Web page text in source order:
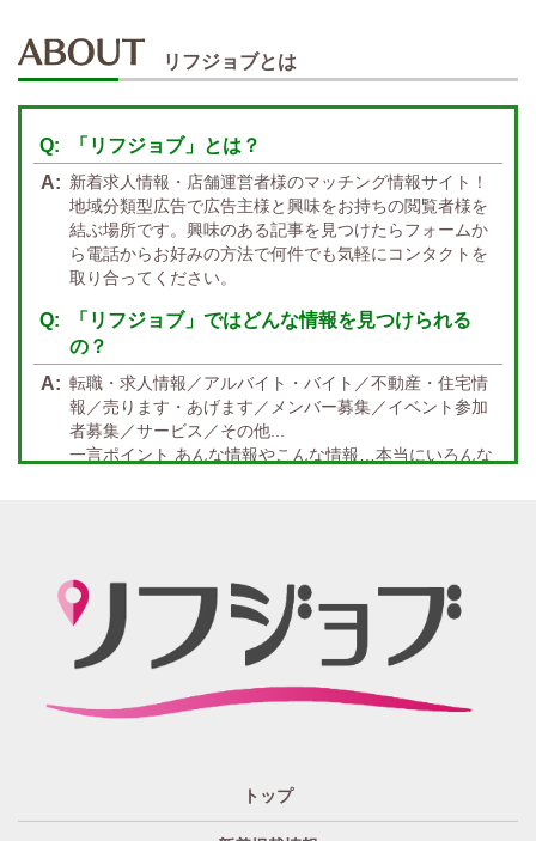
かけもちOK 給与保証あり
週1日～OK
指名バック率高め 週1・月1～OK
託児所紹介あり 初心者歓迎
資格者優遇
宿泊・送迎あり 50代以上歓迎
経験者優遇
経験者歓迎 未経験者あり
未経験者金着 60代歓迎
静岡
関西 エリア
九州・沖縄 エリア
大分 福岡 佐賀 長崎 宮崎 熊本 鹿児島 沖縄
中四国 エリア
岡山 鳥取 広島 島根
リフジョブとは
「リフジョブ」とは？
新着求人情報・店舗運営者様のマッチング情報サイト！
地域分類型広告で広告主様と興味をお持ちの閲覧者様を
結ぶ場所です。興味のある記事を見つけたらフォームか
ら電話からお好みの方法で何件でも気軽にコンタクトを
取り合ってください。
「リフジョブ」ではどんな情報を見つけられる
の？
転職・求人情報／アルバイト・バイト／不動産・住宅情
報／売ります・あげます／メンバー募集／イベント参加
者募集／サービス／その他...
一言ポイント あんな情報やこんな情報…本当にいろんな
紙面媒体スポーツ紙のあの広告求人情報から意味深長な
広告!?まで興味のある方もただ眺めてるだけ、という通り
すがりの方へも！もっとkhaosな情報たちを掲載する場所
が欲しい！というお客様の要望を実現、もっと広く発信
に、リフジョブは地域情報発信サービスを2016年10月よ
り開始いたしました。
トップ